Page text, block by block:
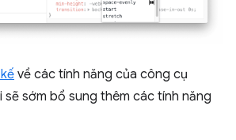
về các tính năng của công cụ
sẽ sớm bổ sung thêm các tính năng